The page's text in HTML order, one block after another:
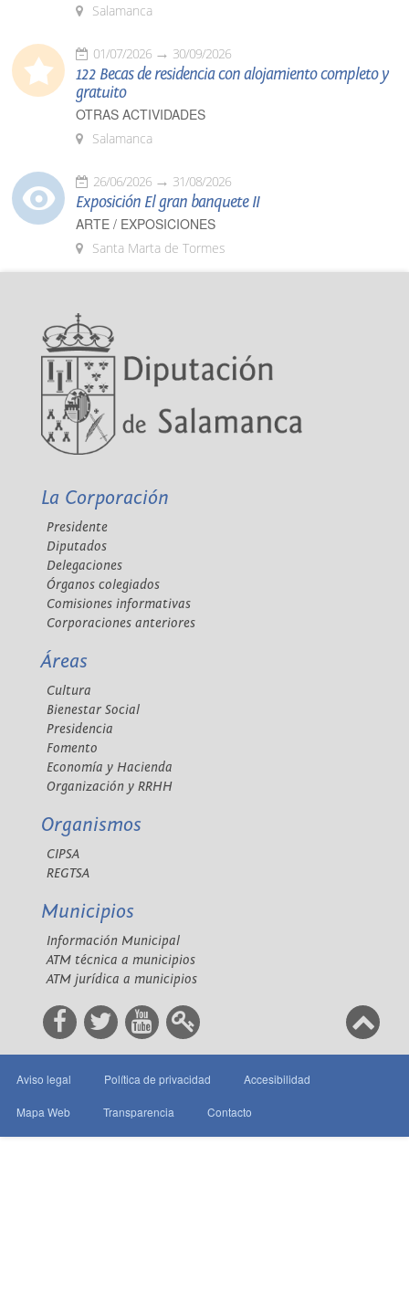
Salamanca
01/07/2026 30/09/2026
122 Becas de residencia con alojamiento completo y
gratuito
OTRAS ACTIVIDADES
Salamanca
26/06/2026 31/08/2026
Exposición El gran banquete II
ARTE / EXPOSICIONES
Santa Marta de Tormes
La Corporación
Presidente
Diputados
Delegaciones
Órganos colegiados
Comisiones informativas
Corporaciones anteriores
Áreas
Cultura
Bienestar Social
Presidencia
Fomento
Economía y Hacienda
Organización y RRHH
Organismos
CIPSA
REGTSA
Municipios
Información Municipal
ATM técnica a municipios
ATM jurídica a municipios
Aviso legal Política de privacidad Accesibilidad
Mapa Web Transparencia Contacto